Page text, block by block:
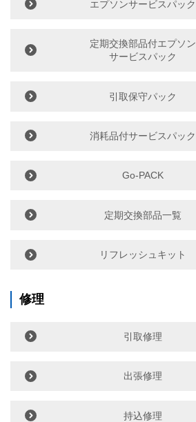
エプソンサービスパック
定期交換部品付エプソン
サービスパック
引取保守パック
消耗品付サービスパック
Go-PACK
定期交換部品一覧
リフレッシュキット
修理
引取修理
出張修理
持込修理